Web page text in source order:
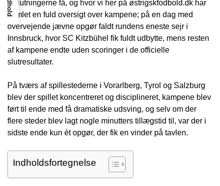
afslutningerne få, og hvor vi her på østrigskfodbold.dk har
samlet en fuld oversigt over kampene; på en dag med
overvejende jævne opgør faldt rundens eneste sejr i
Innsbruck, hvor SC Kitzbühel fik fuldt udbytte, mens resten
af kampene endte uden scoringer i de officielle
slutresultater.
På tværs af spillestederne i Vorarlberg, Tyrol og Salzburg
blev der spillet koncentreret og disciplineret, kampene blev
ført til ende med få dramatiske udsving, og selv om der
flere steder blev lagt nogle minutters tillægstid til, var der i
sidste ende kun ét opgør, der fik en vinder på tavlen.
Indholdsfortegnelse
Indhold